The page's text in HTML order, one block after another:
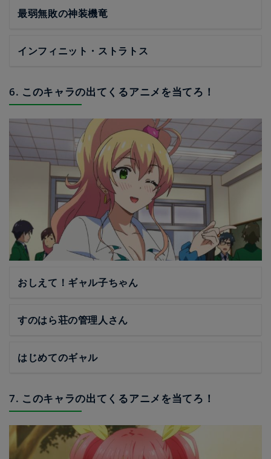
最弱無敗の神装機竜
インフィニット・ストラトス
6. このキャラの出てくるアニメを当てろ！
おしえて！ギャル子ちゃん
すのはら荘の管理人さん
はじめてのギャル
7. このキャラの出てくるアニメを当てろ！